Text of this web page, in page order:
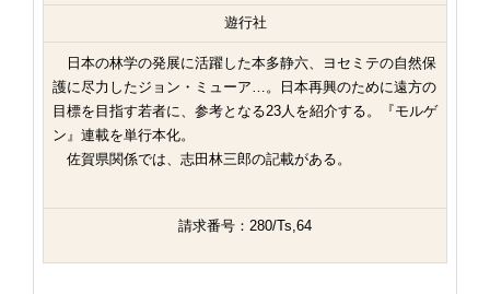
遊行社
日本の林学の発展に活躍した本多静六、ヨセミテの自然保
護に尽力したジョン・ミューア…。日本再興のために遠方の
目標を目指す若者に、参考となる23人を紹介する。『モルゲ
ン』連載を単行本化。
佐賀県関係では、志田林三郎の記載がある。
請求番号：280/Ts,64